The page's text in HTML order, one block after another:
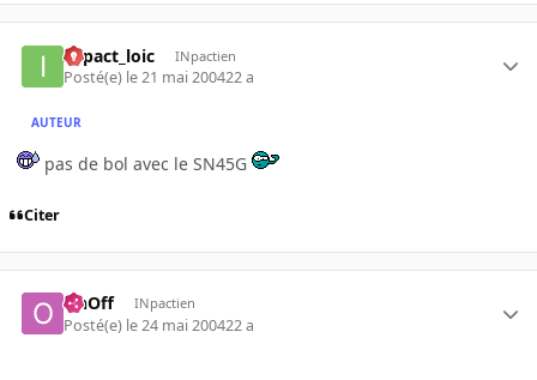
INpact_loic INpactien
Posté(e) le 21 mai 200422 a
AUTEUR
pas de bol avec le SN45G
Citer
OnOff INpactien
Posté(e) le 24 mai 200422 a